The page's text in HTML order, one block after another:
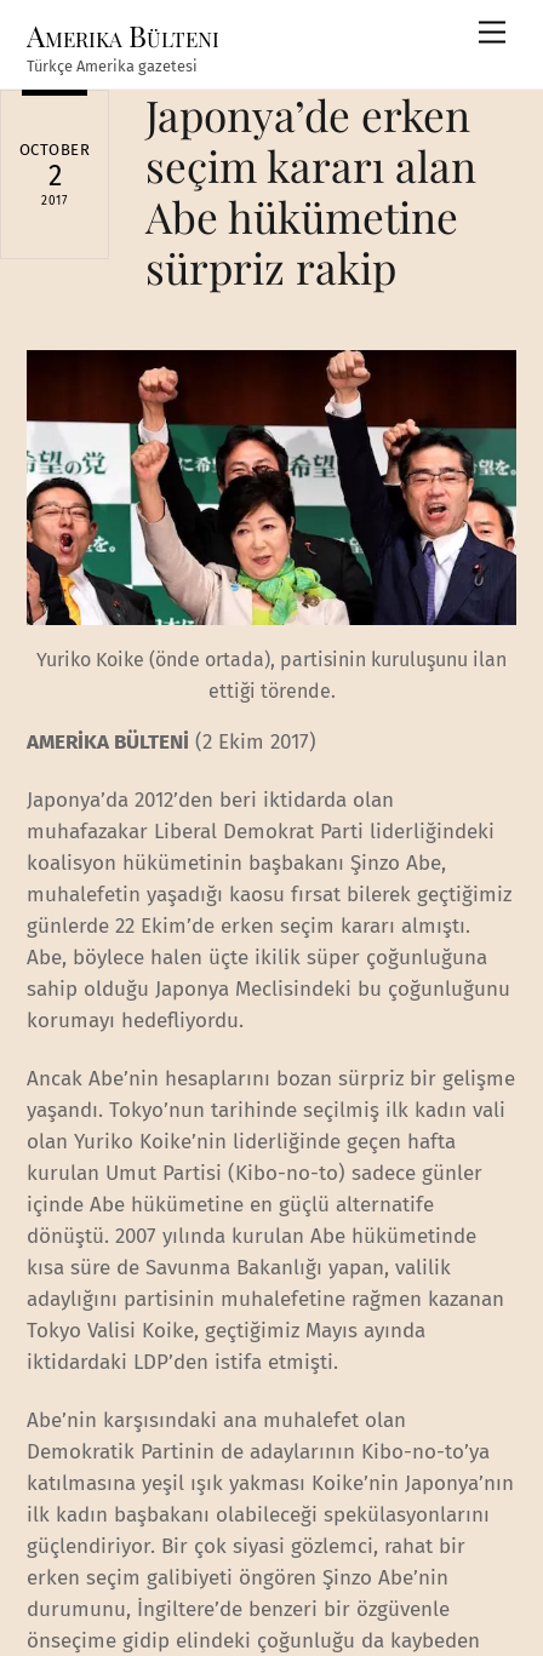
content
Amerika Bülteni
Türkçe Amerika gazetesi
OCTOBER
2
2017
Japonya’de erken
seçim kararı alan
Abe hükümetine
sürpriz rakip
Yuriko Koike (önde ortada), partisinin kuruluşunu ilan
ettiği törende.
AMERİKA BÜLTENİ (2 Ekim 2017)
Japonya’da 2012’den beri iktidarda olan
muhafazakar Liberal Demokrat Parti liderliğindeki
koalisyon hükümetinin başbakanı Şinzo Abe,
muhalefetin yaşadığı kaosu fırsat bilerek geçtiğimiz
günlerde 22 Ekim’de erken seçim kararı almıştı.
Abe, böylece halen üçte ikilik süper çoğunluğuna
sahip olduğu Japonya Meclisindeki bu çoğunluğunu
korumayı hedefliyordu.
Ancak Abe’nin hesaplarını bozan sürpriz bir gelişme
yaşandı. Tokyo’nun tarihinde seçilmiş ilk kadın vali
olan Yuriko Koike’nin liderliğinde geçen hafta
kurulan Umut Partisi (Kibo-no-to) sadece günler
içinde Abe hükümetine en güçlü alternatife
dönüştü. 2007 yılında kurulan Abe hükümetinde
kısa süre de Savunma Bakanlığı yapan, valilik
adaylığını partisinin muhalefetine rağmen kazanan
Tokyo Valisi Koike, geçtiğimiz Mayıs ayında
iktidardaki LDP’den istifa etmişti.
Abe’nin karşısındaki ana muhalefet olan
Demokratik Partinin de adaylarının Kibo-no-to’ya
katılmasına yeşil ışık yakması Koike’nin Japonya’nın
ilk kadın başbakanı olabileceği spekülasyonlarını
güçlendiriyor. Bir çok siyasi gözlemci, rahat bir
erken seçim galibiyeti öngören Şinzo Abe’nin
durumunu, İngiltere’de benzeri bir özgüvenle
önseçime gidip elindeki çoğunluğu da kaybeden